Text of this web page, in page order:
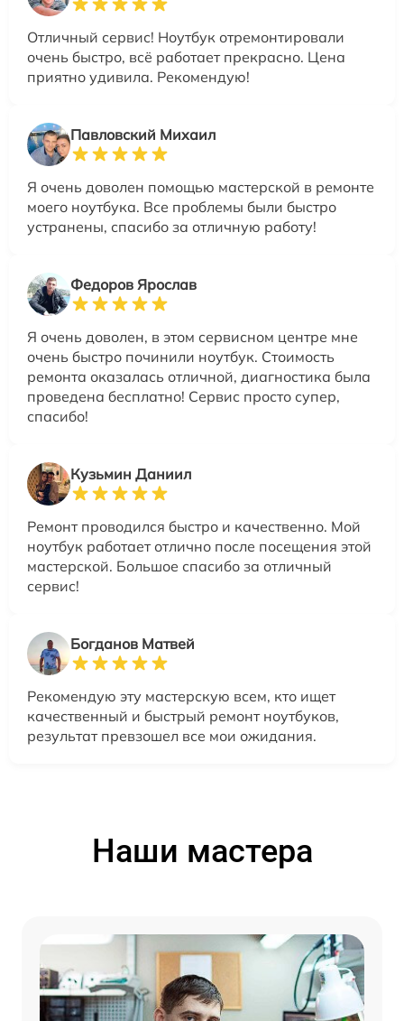
Отличный сервис! Ноутбук отремонтировали
очень быстро, всё работает прекрасно. Цена
приятно удивила. Рекомендую!
Павловский Михаил
Я очень доволен помощью мастерской в ремонте
моего ноутбука. Все проблемы были быстро
устранены, спасибо за отличную работу!
Федоров Ярослав
Я очень доволен, в этом сервисном центре мне
очень быстро починили ноутбук. Стоимость
ремонта оказалась отличной, диагностика была
проведена бесплатно! Сервис просто супер,
спасибо!
Кузьмин Даниил
Ремонт проводился быстро и качественно. Мой
ноутбук работает отлично после посещения этой
мастерской. Большое спасибо за отличный
сервис!
Богданов Матвей
Рекомендую эту мастерскую всем, кто ищет
качественный и быстрый ремонт ноутбуков,
результат превзошел все мои ожидания.
Наши мастера